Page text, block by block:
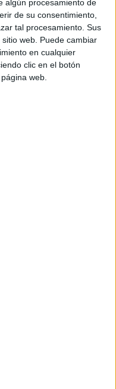
algún procesamiento de
de su consentimiento,
tal procesamiento. Sus
web. Puede cambiar
en cualquier
clic en el botón
web. EL